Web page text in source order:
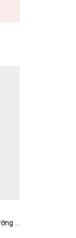
Dầu tẩy trang làm sạch, cấp ẩm, dưỡng sáng da Olive & Argan Deve Cleansing Oil Kumano 200ml Nhật